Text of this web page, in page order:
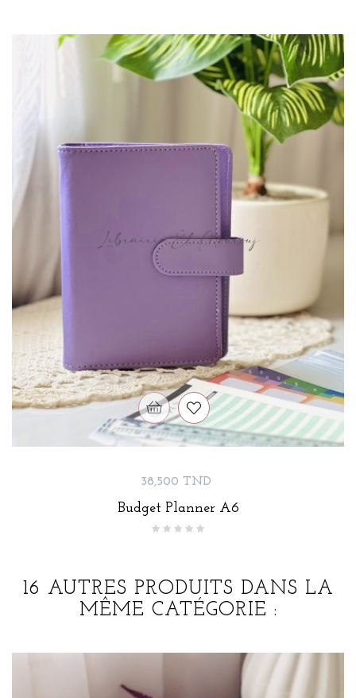
Prix
38,500 TND
Budget Planner A6
16 AUTRES PRODUITS DANS LA
MÊME CATÉGORIE :